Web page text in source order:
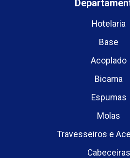
Hotelaria
Base
Acoplado
Bicama
Espumas
Molas
Travesseiros e
Cabeceiras